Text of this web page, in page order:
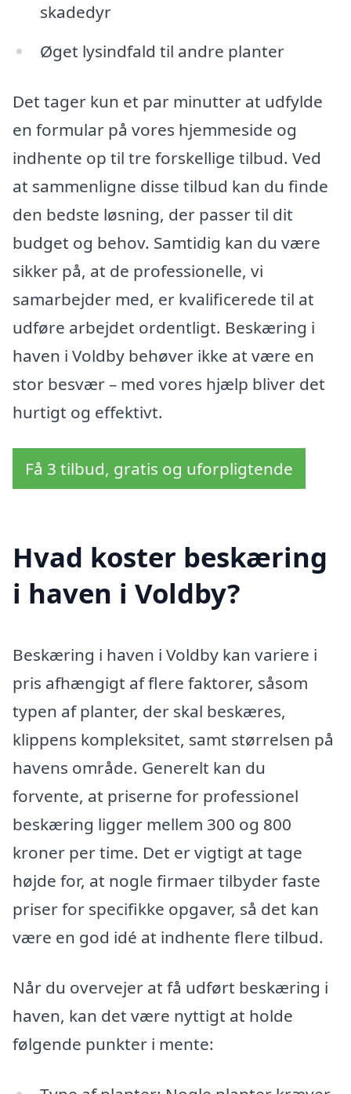
skadedyr
Øget lysindfald til andre planter
Det tager kun et par minutter at udfylde
en formular på vores hjemmeside og
indhente op til tre forskellige tilbud. Ved
at sammenligne disse tilbud kan du finde
den bedste løsning, der passer til dit
budget og behov. Samtidig kan du være
sikker på, at de professionelle, vi
samarbejder med, er kvalificerede til at
udføre arbejdet ordentligt. Beskæring i
haven i Voldby behøver ikke at være en
stor besvær – med vores hjælp bliver det
hurtigt og effektivt.
Få 3 tilbud, gratis og uforpligtende
Hvad koster beskæring
i haven i Voldby?
Beskæring i haven i Voldby kan variere i
pris afhængigt af flere faktorer, såsom
typen af planter, der skal beskæres,
klippens kompleksitet, samt størrelsen på
havens område. Generelt kan du
forvente, at priserne for professionel
beskæring ligger mellem 300 og 800
kroner per time. Det er vigtigt at tage
højde for, at nogle firmaer tilbyder faste
priser for specifikke opgaver, så det kan
være en god idé at indhente flere tilbud.
Når du overvejer at få udført beskæring i
haven, kan det være nyttigt at holde
følgende punkter i mente: